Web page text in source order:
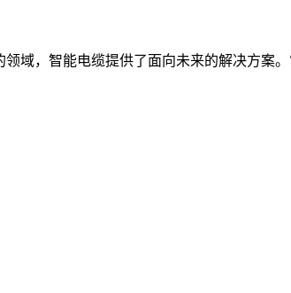
域，智能电缆提供了面向未来的解决方案